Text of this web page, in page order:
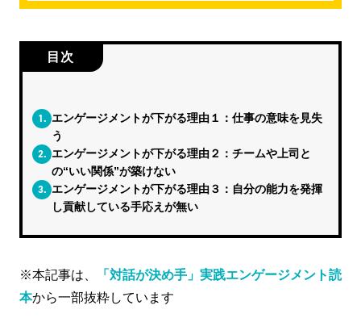
目次
1. エンゲージメントが下がる理由１：仕事の意味を見失
う
2. エンゲージメントが下がる理由２：チームや上司と
の“いい関係”が築けない
3. エンゲージメントが下がる理由３：自分の能力を発揮
し貢献している手応えが無い
※本記事は、
「対話が決め手」実践エンゲージメント読
本から一部抜粋しています